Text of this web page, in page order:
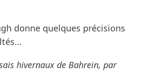
donne quelques précisions
hivernaux de Bahreïn, par